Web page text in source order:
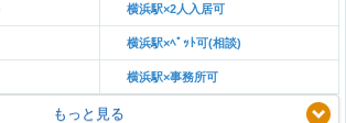
横浜駅×2人入居可
横浜駅×ﾍﾟｯﾄ可(相談)
横浜駅×事務所可
もっと見る